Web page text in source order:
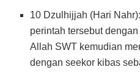
10 Dzulhijjah (Hari
perintah tersebut
Allah SWT kemudian
dengan seekor kibas